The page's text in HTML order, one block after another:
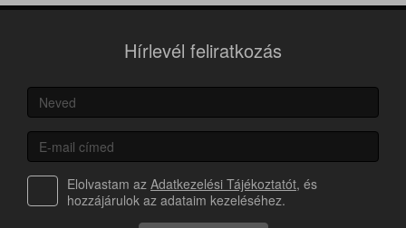
Hírlevél feliratkozás
Elolvastam az Adatkezelési Tájékoztatót, és
hozzájárulok az adataim kezeléséhez.